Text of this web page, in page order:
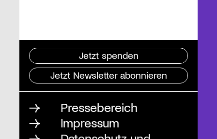
Jetzt spenden
Jetzt Newsletter abonnieren
Pressebereich
Impressum